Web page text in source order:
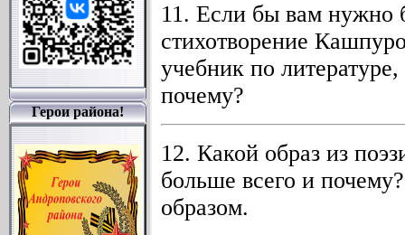
Герои района!
11. Если бы вам нужно
стихотворение
учебник по
почему?
12. Какой образ из
больше всего и
образом.